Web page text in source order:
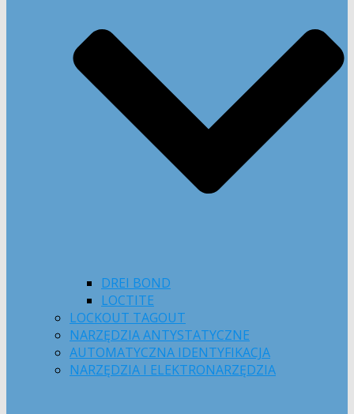
DREI BOND
LOCTITE
LOCKOUT TAGOUT
NARZĘDZIA ANTYSTATYCZNE
AUTOMATYCZNA IDENTYFIKACJA
NARZĘDZIA I ELEKTRONARZĘDZIA